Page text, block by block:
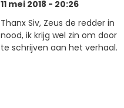
11 mei 2018 - 20:26
Thanx Siv, Zeus de redder in
nood, ik krijg wel zin om door
te schrijven aan het verhaal.